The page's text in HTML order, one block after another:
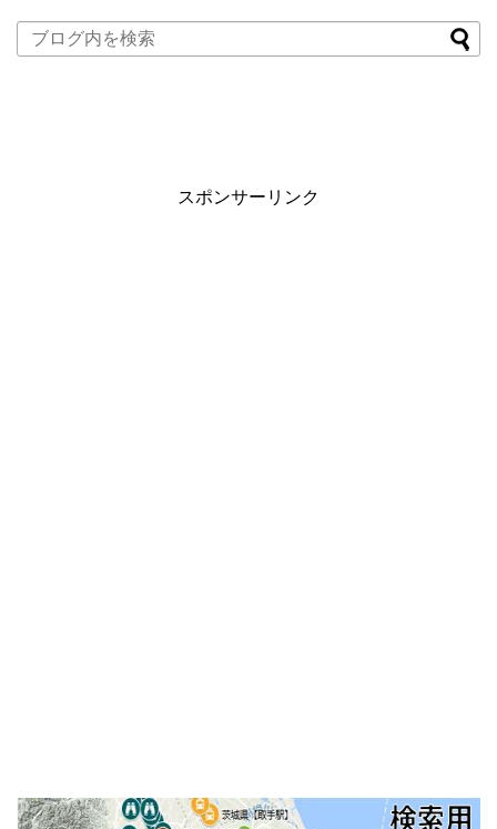
スポンサーリンク